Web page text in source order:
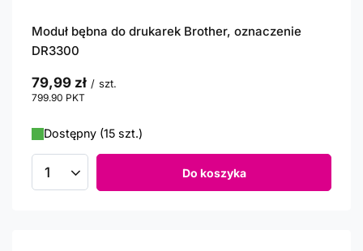
Moduł bębna do drukarek Brother, oznaczenie
DR3300
79,99 zł / szt.
799.90 PKT
Dostępny (15 szt.)
Ilość produktów Do koszyka